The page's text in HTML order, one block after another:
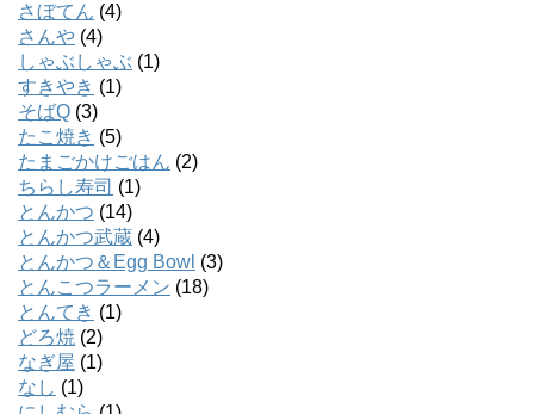
さぼてん (4)
さんや (4)
しゃぶしゃぶ (1)
すきやき (1)
そばQ (3)
たこ焼き (5)
たまごかけごはん (2)
ちらし寿司 (1)
とんかつ (14)
とんかつ武蔵 (4)
とんかつ＆Egg Bowl (3)
とんこつラーメン (18)
とんてき (1)
どろ焼 (2)
なぎ屋 (1)
なし (1)